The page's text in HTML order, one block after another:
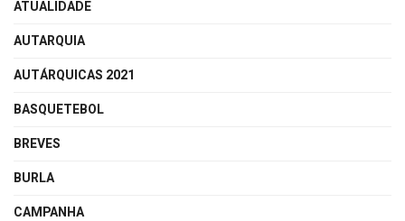
ATUALIDADE
AUTARQUIA
AUTÁRQUICAS 2021
BASQUETEBOL
BREVES
BURLA
CAMPANHA